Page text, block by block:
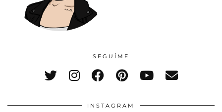
SEGUÍME
INSTAGRAM